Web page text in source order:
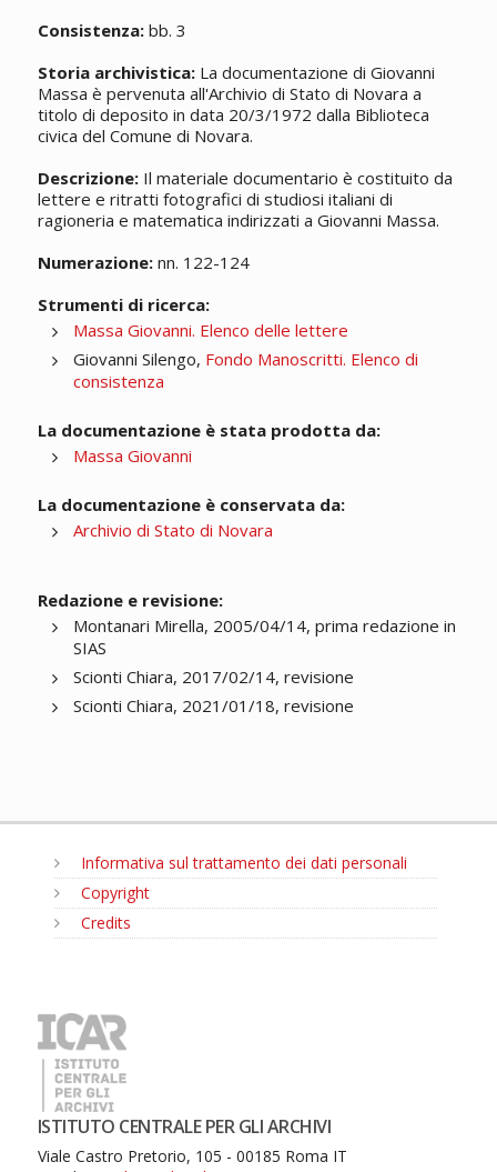
Consistenza:bb. 3
Storia archivistica:La documentazione di Giovanni
Massa è pervenuta all'Archivio di Stato di Novara a
titolo di deposito in data 20/3/1972 dalla Biblioteca
civica del Comune di Novara.
Descrizione:Il materiale documentario è costituito da
lettere e ritratti fotografici di studiosi italiani di
ragioneria e matematica indirizzati a Giovanni Massa.
Numerazione:nn. 122-124
Strumenti di ricerca:
Massa Giovanni. Elenco delle lettere
Giovanni Silengo, Fondo Manoscritti. Elenco di
consistenza
La documentazione è stata prodotta da:
Massa Giovanni
La documentazione è conservata da:
Archivio di Stato di Novara
Redazione e revisione:
Montanari Mirella, 2005/04/14, prima redazione in
SIAS
Scionti Chiara, 2017/02/14, revisione
Scionti Chiara, 2021/01/18, revisione
Informativa sul trattamento dei dati personali
Copyright
Credits
ISTITUTO CENTRALE PER GLI ARCHIVI
Viale Castro Pretorio, 105 - 00185 Roma IT